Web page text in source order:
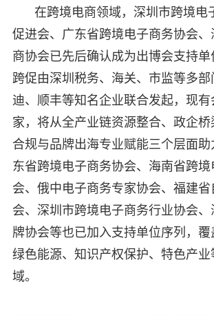
在跨境电商领域，深圳市跨境电
促进会、广东省跨境电子商务协会
商协会已先后确认成为出博会支持
跨促由深圳税务、海关、市监等多
迪、顺丰等知名企业联合发起，现
家，将从全产业链资源整合、政企
合规与品牌出海专业赋能三个层面
东省跨境电子商务协会、海南省跨
会、俄中电子商务专家协会、福建省
会、深圳市跨境电子商务行业协会
牌协会等也已加入支持单位序列，覆
绿色能源、知识产权保护、特色产业
域。